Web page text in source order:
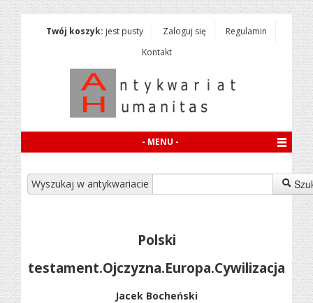
Twój koszyk: jest pusty Zaloguj się
Regulamin
Kontakt
- MENU -
Wyszukaj w antykwariacie
Polski
testament.Ojczyzna.Europa.Cywilizacja
Jacek Bocheński